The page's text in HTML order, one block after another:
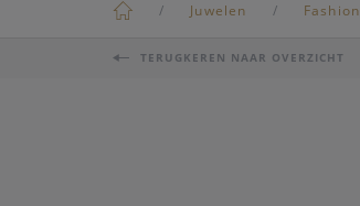
Juwelen
TERUGKEREN NAAR OVERZICHT